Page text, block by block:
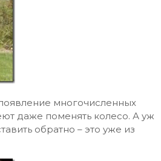
многочисленных
даже поменять колесо. А уж
обратно – это уже из